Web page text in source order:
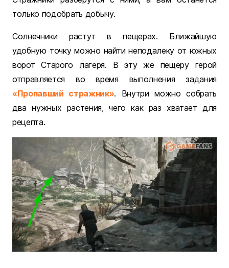
только подобрать добычу.
Солнечники растут в пещерах. Ближайшую
удобную точку можно найти неподалеку от южных
ворот Старого лагеря. В эту же пещеру герой
отправляется во время выполнения задания
«Пропавший стражник». Внутри можно собрать
два нужных растения, чего как раз хватает для
рецепта.